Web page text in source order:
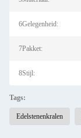
6Gelegenheid:
7Pakket:
8Stijl:
Tags:
Edelstenenkralen